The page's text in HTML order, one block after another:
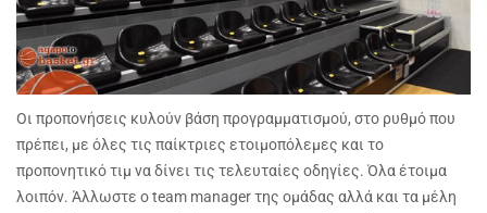
Οι προπονήσεις κυλούν βάση προγραμματισμού, στο ρυθμό που
πρέπει, με όλες τις παίκτριες ετοιμοπόλεμες και το
προπονητικό τιμ να δίνει τις τελευταίες οδηγίες. Όλα έτοιμα
λοιπόν. Άλλωστε ο team manager της ομάδας αλλά και τα μέλη